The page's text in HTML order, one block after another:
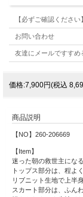
【必ずご確認くださ
お問い合わせ
友達にメールですすめ
価格:7,900円(税込
商品説明
【NO】260-206669
【Item】
迷った朝の救世主にな
トップス部分は、程よ
リブニット生地で上半
スカート部分は、ふん